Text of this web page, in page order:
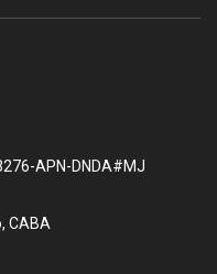
APN-DNDA#MJ
CABA